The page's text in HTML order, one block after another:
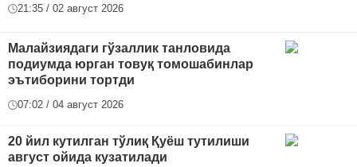
21:35 / 02 август 2026
Малайзиядаги гўзаллик танловида
подиумда юрган товуқ томошабинлар
эътиборини тортди
07:02 / 04 август 2026
20 йил кутилган тўлиқ Қуёш тутилиши
август ойида кузатилади